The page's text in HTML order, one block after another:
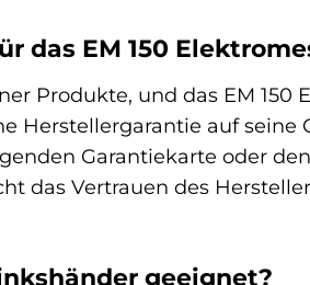
das EM 150
Produkte, und das EM 150
Herstellergarantie auf seine
Garantiekarte oder
das Vertrauen des
geeignet?